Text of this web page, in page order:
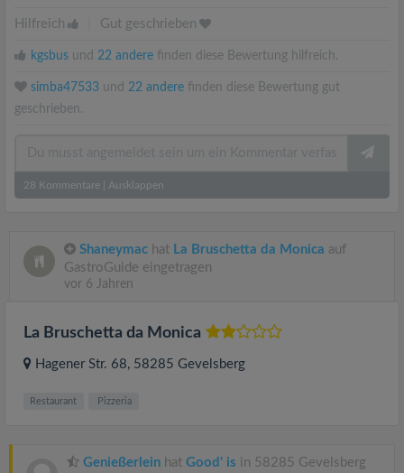
Hilfreich Gut geschrieben
kgsbus und 22 andere finden diese Bewertung hilfreich.
simba47533 und 22 andere finden diese Bewertung gut
geschrieben.
28 Kommentare Ausklappen
Shaneymac hat La Bruschetta da Monica auf
GastroGuide eingetragen
vor 6 Jahren
La Bruschetta da Monica
Hagener Str. 68, 58285 Gevelsberg
Restaurant Pizzeria
Genießerlein hat Good' is in 58285 Gevelsberg